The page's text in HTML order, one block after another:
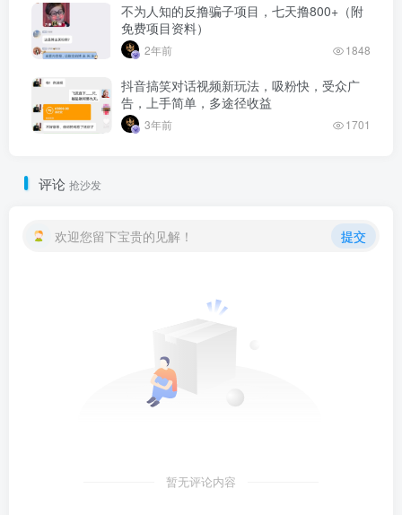
不为人知的反撸骗子项目，七天撸800+（附
免费项目资料）
2年前 1848
抖音搞笑对话视频新玩法，吸粉快，受众广
告，上手简单，多途径收益
3年前 1701
评论 抢沙发
欢迎您留下宝贵的见解！ 提交
暂无评论内容